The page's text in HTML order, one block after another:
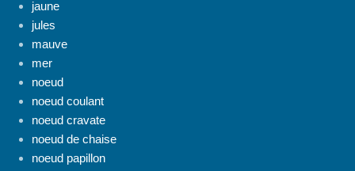
jaune
jules
mauve
mer
noeud
noeud coulant
noeud cravate
noeud de chaise
noeud papillon